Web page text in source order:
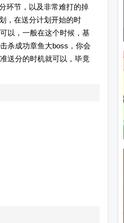
环节，以及非常难打的掉
，在送分计划开始的时
以，一般在这个时候，基
杀成功章鱼大boss，你会
送分的时机就可以，毕竟